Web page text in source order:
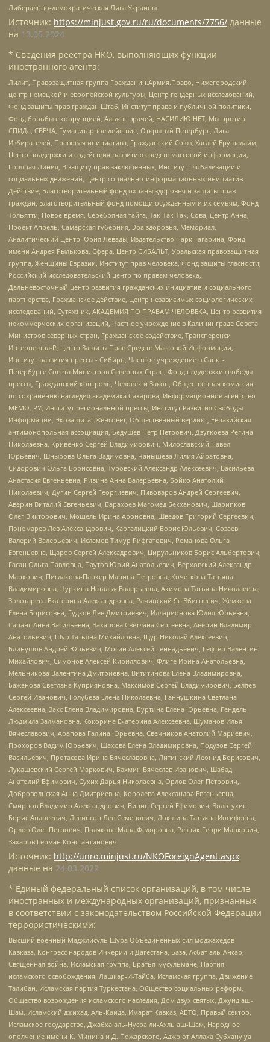
Либерально-демократическая Лига Украины
Источник: https://minjust.gov.ru/ru/documents/7756/ данные
на 13.05.2024
* Сведения реестра НКО, выполняющих функции
иностранного агента:
Лилит, Правозащитная группа Гражданин.Армия.Право, Нижегородский
центр немецкой и европейской культуры, Центр гендерных исследований,
Фонд защиты прав граждан Штаб, Институт права и публичной политики,
Фонд борьбы с коррупцией, Альянс врачей, НАСИЛИЮ.НЕТ, Мы против
СПИДа, СВЕЧА, Гуманитарное действие, Открытый Петербург, Лига
Избирателей, Правовая инициатива, Гражданский Союз, Хасдей Ерушалаим,
Центр поддержки и содействия развитию средств массовой информации,
Горячая Линия, В защиту прав заключенных, Институт глобализации и
социальных движений, Центр социально-информационных инициатив
Действие, Благотворительный фонд охраны здоровья и защиты прав
граждан, Благотворительный фонд помощи осужденным и их семьям, Фонд
Тольятти, Новое время, Серебряная тайга, Так-Так-Так, Сова, центр Анна,
Проект Апрель, Самарская губерния, Эра здоровья, Мемориал,
Аналитический Центр Юрия Левады, Издательство Парк Гагарина, Фонд
имени Андрея Рылькова, Сфера, Центр СИБАЛЬТ, Уральская правозащитная
группа, Женщины Евразии, Институт прав человека, Фонд защиты гласности,
Российский исследовательский центр по правам человека,
Дальневосточный центр развития гражданских инициатив и социального
партнерства, Гражданское действие, Центр независимых социологических
исследований, Сутяжник, АКАДЕМИЯ ПО ПРАВАМ ЧЕЛОВЕКА, Центр развития
некоммерческих организаций, Частное учреждение в Калининграде Совета
Министров северных стран, Гражданское содействие, Трансперенси
Интернешнл-Р, Центр Защиты Прав Средств Массовой Информации,
Институт развития прессы - Сибирь, Частное учреждение в Санкт-
Петербурге Совета Министров Северных Стран, Фонд поддержки свободы
прессы, Гражданский контроль, Человек и Закон, Общественная комиссия
по сохранению наследия академика Сахарова, Информационное агентство
МЕМО. РУ, Институт региональной прессы, Институт Развития Свободы
Информации, Экозащита!-Женсовет, Общественный вердикт, Евразийская
антимонопольная ассоциация, Бедушев Петр Петрович, Дзугкоева Регина
Николаевна, Кривенко Сергей Владимирович, Милославский Павел
Юрьевич, Шнырова Ольга Вадимовна, Чанышева Лилия Айратовна,
Сидорович Ольга Борисовна, Туровский Александр Алексеевич, Васильева
Анастасия Евгеньевна, Ривина Анна Валерьевна, Бойко Анатолий
Николаевич, Дугин Сергей Георгиевич, Пивоваров Андрей Сергеевич,
Аверин Виталий Евгеньевич, Барахоев Магомед Бекханович, Шарипков
Олег Викторович, Мошель Ирина Ароновна, Шведов Григорий Сергеевич,
Пономарев Лев Александрович, Каргалицкий Борис Юльевич, Созаев
Валерий Валерьевич, Исламов Тимур Рифгатович, Романова Ольга
Евгеньевна, Щаров Сергей Алексадрович, Цирульников Борис Альбертович,
Гасан Ольга Павловна, Паутов Юрий Анатольевич, Верховский Александр
Маркович, Пислакова-Паркер Марина Петровна, Кочеткова Татьяна
Владимировна, Чуркина Наталья Валерьевна, Акимова Татьяна Николаевна,
Золотарева Екатерина Александровна, Рачинский Ян Збигневич, Жемкова
Елена Борисовна, Гудков Лев Дмитриевич, Илларионова Юлия Юрьевна,
Саранг Анна Васильевна, Захарова Светлана Сергеевна, Аверин Владимир
Анатольевич, Щур Татьяна Михайловна, Щур Николай Алексеевич,
Блинушов Андрей Юрьевич, Мосин Алексей Геннадьевич, Гефтер Валентин
Михайлович, Симонов Алексей Кириллович, Флиге Ирина Анатольевна,
Мельникова Валентина Дмитриевна, Вититинова Елена Владимировна,
Баженова Светлана Куприяновна, Максимов Сергей Владимирович, Беляев
Сергей Иванович, Голубева Елена Николаевна, Ганнушкина Светлана
Алексеевна, Закс Елена Владимировна, Буртина Елена Юрьевна, Гендель
Людмила Залмановна, Кокорина Екатерина Алексеевна, Шуманов Илья
Вячеславович, Арапова Галина Юрьевна, Свечников Анатолий Мариевич,
Прохоров Вадим Юрьевич, Шахова Елена Владимировна, Подузов Сергей
Васильевич, Протасова Ирина Вячеславовна, Литинский Леонид Борисович,
Лукашевский Сергей Маркович, Бахмин Вячеслав Иванович, Шабад
Анатолий Ефимович, Сухих Дарья Николаевна, Орлов Олег Петрович,
Добровольская Анна Дмитриевна, Королева Александра Евгеньевна,
Смирнов Владимир Александрович, Вицин Сергей Ефимович, Золотухин
Борис Андреевич, Левинсон Лев Семенович, Локшина Татьяна Иосифовна,
Орлов Олег Петрович, Полякова Мара Федоровна, Резник Генри Маркович,
Захаров Герман Константинович
Источник: http://unro.minjust.ru/NKOForeignAgent.aspx
данные на 24.03.2022
* Единый федеральный список организаций, в том числе
иностранных и международных организаций, признанных
в соответствии с законодательством Российской Федерации
террористическими:
Высший военный Маджлисуль Шура Объединенных сил моджахедов
Кавказа, Конгресс народов Ичкерии и Дагестана, База, Асбат аль-Ансар,
Священная война, Исламская группа, Братья-мусульмане, Партия
исламского освобождения, Лашкар-И-Тайба, Исламская группа, Движение
Талибан, Исламская партия Туркестана, Общество социальных реформ,
Общество возрождения исламского наследия, Дом двух святых, Джунд аш-
Шам, Исламский джихад, Аль-Каида, Имарат Кавказ, АБТО, Правый сектор,
Исламское государство, Джабха аль-Нусра ли-Ахль аш-Шам, Народное
ополчение имени К. Минина и Д. Пожарского, Аджр от Аллаха Субхану уа